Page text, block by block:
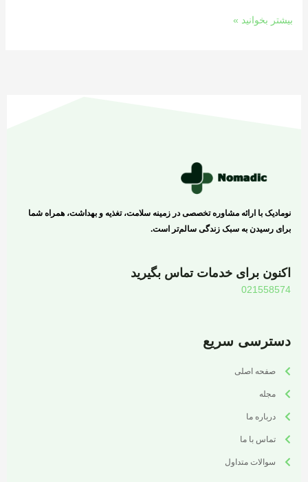
بیشتر بخوانید »
نومادیک با ارائه مشاوره تخصصی در زمینه سلامت، تغذیه و بهداشت، همراه شما
برای رسیدن به سبک زندگی سالم‌تر است.
اکنون برای خدمات تماس بگیرید
021558574
دسترسی سریع
صفحه اصلی
مجله
درباره ما
تماس با ما
سوالات متداول